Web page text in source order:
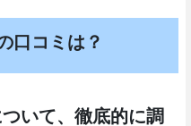
口コミは？
いて、徹底的に調